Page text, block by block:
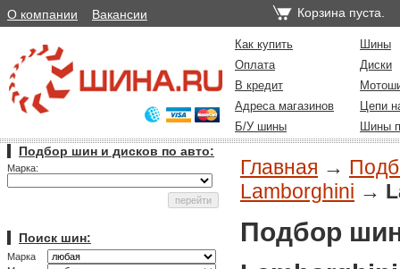
О компании Вакансии Корзина пуста.
Как купить
Шины
Оплата
Диски
В кредит
Адреса магазинов
Цепи
Б/У шины
Шины
Подбор шин и дисков по авто:
Марка:
Поиск шин:
Марка
Главная →
Lamborghini →
Подбор